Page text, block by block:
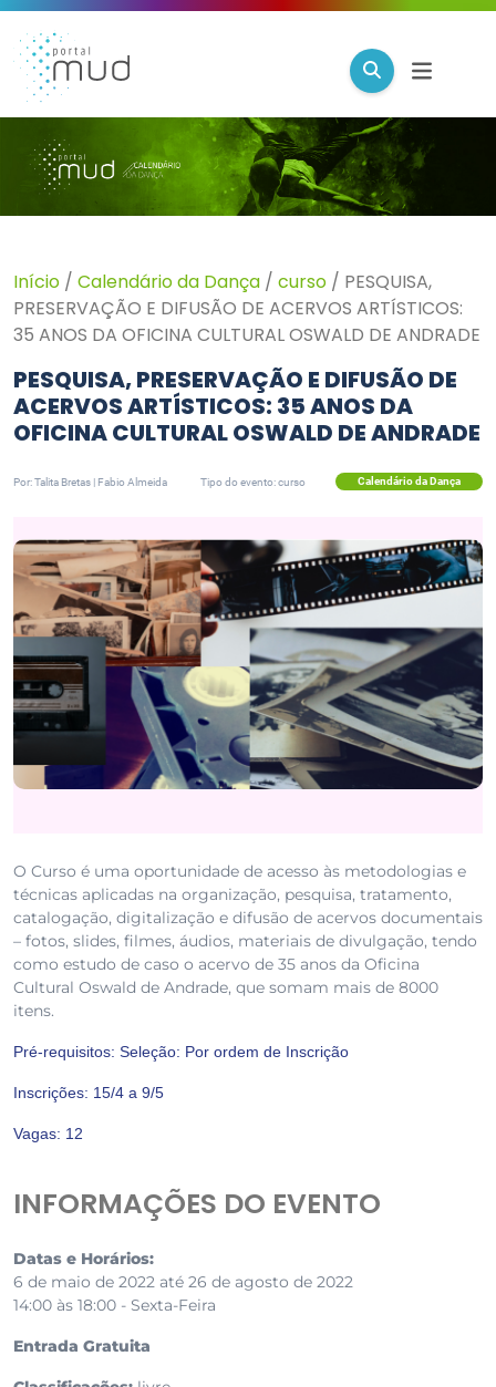
Início / Calendário da Dança / curso / PESQUISA,
PRESERVAÇÃO E DIFUSÃO DE ACERVOS ARTÍSTICOS:
35 ANOS DA OFICINA CULTURAL OSWALD DE ANDRADE
PESQUISA, PRESERVAÇÃO E DIFUSÃO DE
ACERVOS ARTÍSTICOS: 35 ANOS DA
OFICINA CULTURAL OSWALD DE ANDRADE
Por: Talita Bretas | Fabio Almeida Tipo do evento: curso Calendário da Dança
O Curso é uma oportunidade de acesso às metodologias e
técnicas aplicadas na organização, pesquisa, tratamento,
catalogação, digitalização e difusão de acervos documentais
– fotos, slides, filmes, áudios, materiais de divulgação, tendo
como estudo de caso o acervo de 35 anos da Oficina
Cultural Oswald de Andrade, que somam mais de 8000
itens.
Pré-requisitos: Seleção: Por ordem de Inscrição
Inscrições: 15/4 a 9/5
Vagas: 12
INFORMAÇÕES DO EVENTO
Datas e Horários:
6 de maio de 2022 até 26 de agosto de 2022
14:00 às 18:00 - Sexta-Feira
Entrada Gratuita